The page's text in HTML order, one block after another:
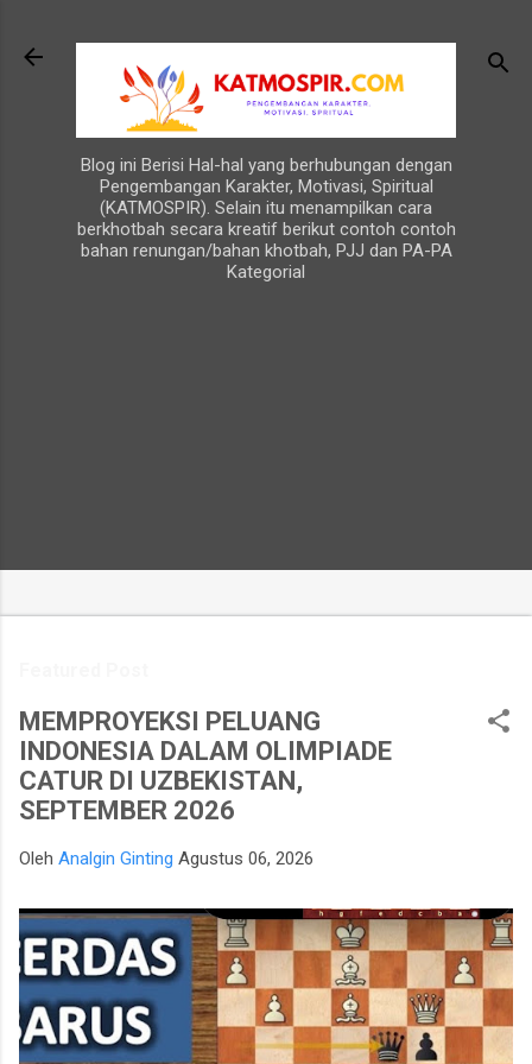
Blog ini Berisi Hal-hal yang berhubungan dengan
Pengembangan Karakter, Motivasi, Spiritual
(KATMOSPIR). Selain itu menampilkan cara
berkhotbah secara kreatif berikut contoh contoh
bahan renungan/bahan khotbah, PJJ dan PA-PA
Kategorial
MEMPROYEKSI PELUANG
INDONESIA DALAM OLIMPIADE
CATUR DI UZBEKISTAN,
SEPTEMBER 2026
Oleh Analgin Ginting Agustus 06, 2026